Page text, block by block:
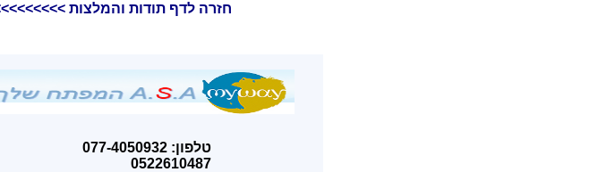
חזרה לדף תודות והמלצות
טלפון: 077-4050932
0522610487